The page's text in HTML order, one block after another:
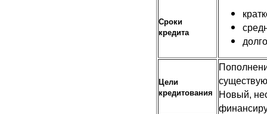
Сроки
кредита
Цели
кредитования
Новый,